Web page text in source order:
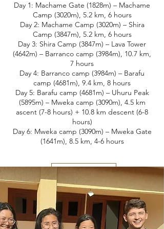
Day 1: Machame Gate (1828m) – Machame
Camp (3020m), 5.2 km, 6 hours
Day 2: Machame Camp (3020m) – Shira
Camp (3847m), 5.2 km, 6 hours
Day 3: Shira Camp (3847m) – Lava Tower
(4642m) – Barranco camp (3984m), 10.7 km,
7 hours
Day 4: Barranco camp (3984m) – Barafu
camp (4681m), 9.4 km, 8 hours
Day 5: Barafu camp (4681m) – Uhuru Peak
(5895m) – Mweka camp (3090m), 4.5 km
ascent (7-8 hours) + 10.8 km descent (6-8
hours)
Day 6: Mweka camp (3090m) – Mweka Gate
(1641m), 8.5 km, 4-6 hours
Demandez un Devis